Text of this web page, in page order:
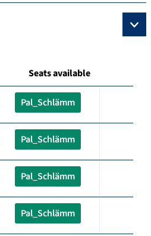
Seats available
Pal_Schlämm
Pal_Schlämm
Pal_Schlämm
Pal_Schlämm